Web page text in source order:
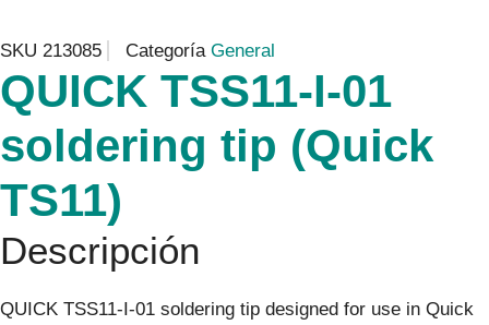
SKU 213085 Categoría General
QUICK TSS11-I-01
soldering tip (Quick
TS11)
Descripción
QUICK TSS11-I-01 soldering tip designed for use in Quick